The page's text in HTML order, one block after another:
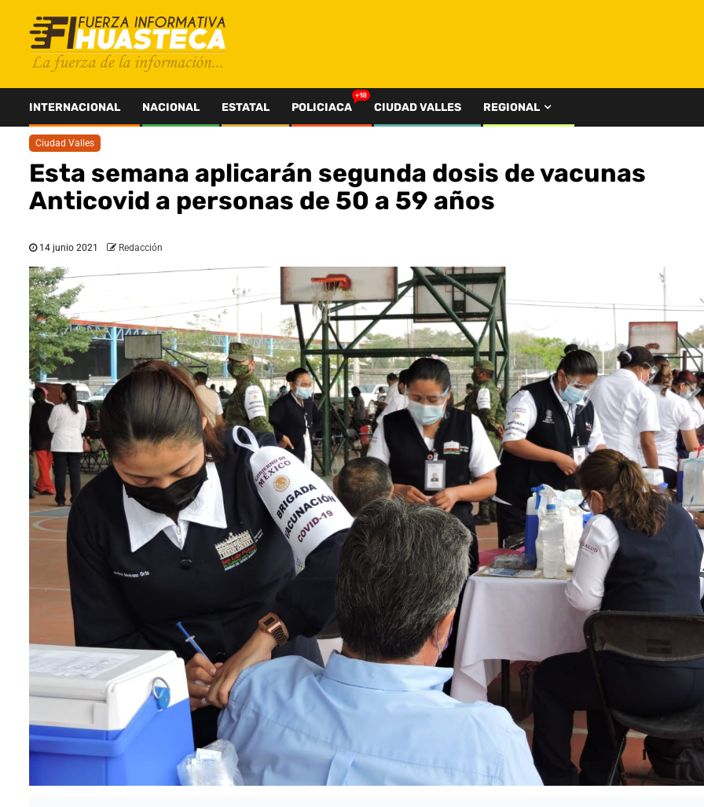
contenido
INTERNACIONAL NACIONAL ESTATAL POLICIACA
+18
CIUDAD VALLES REGIONAL
Ciudad Valles
Esta semana aplicarán segunda dosis de vacunas
Anticovid a personas de 50 a 59 años
14 junio 2021 Redacción